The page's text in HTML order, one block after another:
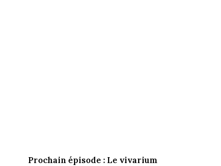
Prochain épisode : Le vivarium